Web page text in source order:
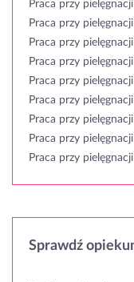
Praca przy
Praca przy
Praca przy
Praca przy
Praca przy
Praca przy
Praca przy
Praca przy
Praca przy
Sprawdź